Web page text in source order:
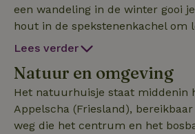
een wandeling in de winter gooi
hout in de spekstenenkachel om
warmen in de comfortabele
steigerhouten elementen. De
van een eettafel voor acht
keuken is van alle gemakken
het natuurhuisje drie
Lees verder
Natuur en omgeving
Het natuurhuisje staat middenin
Appelscha (Friesland),
weg die het centrum en het